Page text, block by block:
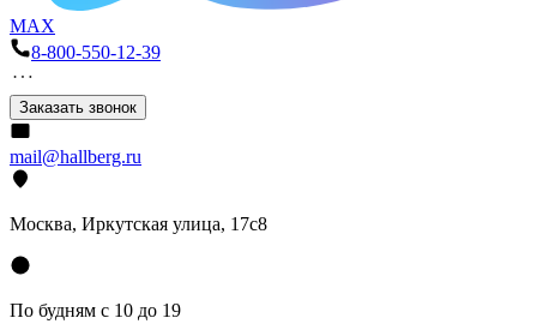
MAX
8-800-550-12-39
Заказать звонок
mail@hallberg.ru
Москва, Иркутская улица, 17с8
По будням с 10 до 19